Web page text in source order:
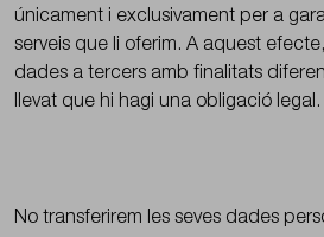
únicament i exclusivament per a
serveis que li oferim. A aquest
dades a tercers amb finalitats
llevat que hi hagi una obligació legal.
No transferirem les seves dades